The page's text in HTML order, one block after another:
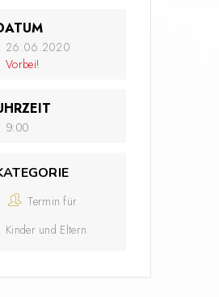
26.06.2020
Vorbei!
9:00
Termin für
Kinder und Eltern